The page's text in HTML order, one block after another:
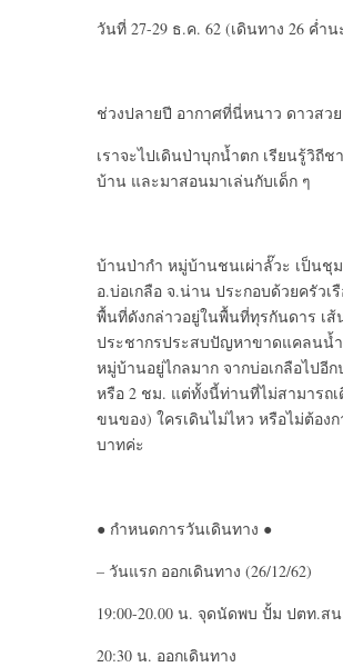
วันที่ 27-29 ธ.ค. 62 (เดินทาง 26 ค่ำน
ช่วงปลายปี อากาศ​ที่นี่หนาว ดาวสว
เราจะไปเดินป่าบุกน้ำตก เรียนรู้​วิถี
บ้าน และมาสอนมาเล่นกับเด็ก ๆ
บ้านป่ากำ หมู่บ้านชนเผ่าลั๊วะ เป็นชุ
อ.บ่อเกลือ จ.น่าน ประกอบด้วยครัว
พื้นที่ดังกล่าวอยู่ในพื้นที่ทุรกันดาร เ
ประชากรประสบปัญหาขาดแคลนน้ำ
หมู่บ้านอยู่ไกลมาก จากบ่อเกลือไปอี
หรือ 2 ชม. แต่ทั้งนี้ท่านที่ไม่สามารถ
ขนของ)​ ใครเดินไม่ไหว หรือไม่ต้อง
บาทค่ะ
● กำหนดการวันเดินทาง ●
– วันแรก ออกเดินทาง (26/12/62)
19:00-20.00 น. จุดนัดพบ ปั้ม ปตท.ส
20:30 น. ออกเดินทาง